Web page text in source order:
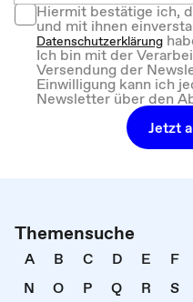
Hiermit bestätige ich,
und mit ihnen
Datenschutzerklärung
Ich bin mit der
Versendung der
Einwilligung kann ich
Newsletter über den
Jetzt
Themensuche
A B C D E F
N
O P Q R S